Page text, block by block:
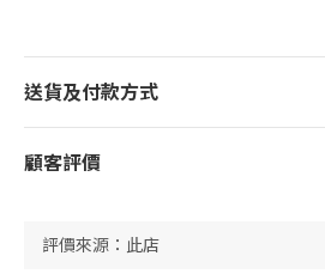
送貨及付款方式
顧客評價